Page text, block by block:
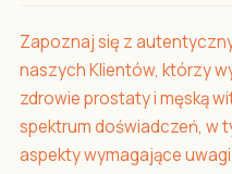
Zapoznaj się z
naszych Klientów, którzy
zdrowie prostaty i męską
spektrum doświadczeń, w
aspekty wymagające